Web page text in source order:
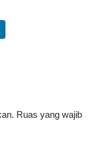
Ruas yang wajib